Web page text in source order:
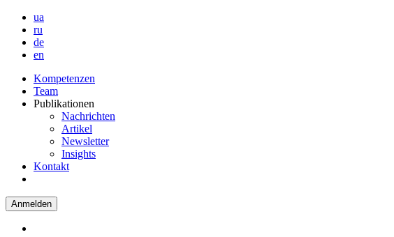
ua
ru
de
en
Kompetenzen
Team
Publikationen
Nachrichten
Artikel
Newsletter
Insights
Kontakt
Anmelden